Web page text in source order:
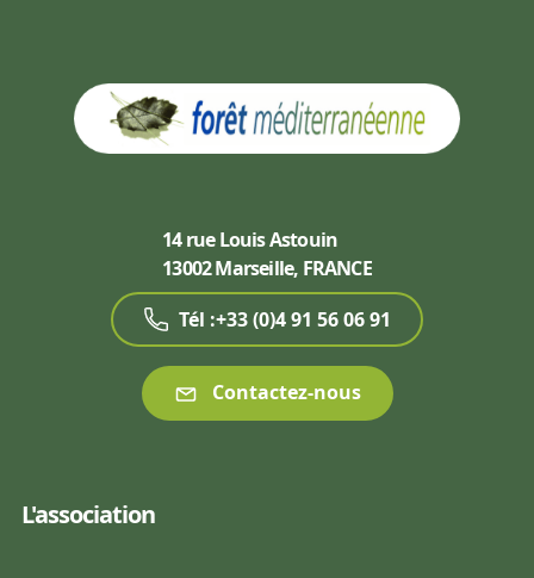
14 rue Louis Astouin
13002 Marseille, FRANCE
Tél :+33 (0)4 91 56 06 91
Contactez-nous
L'association